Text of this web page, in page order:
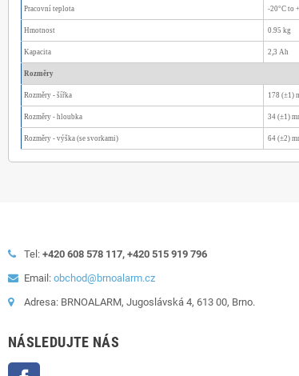
Pracovní teplota -20°C to
Hmotnost 0.95 kg
Kapacita 2,3 Ah
Rozměry
Rozměry - šířka 178 (±1)
Rozměry - hloubka 34 (±1)
Rozměry - výška (se svorkami) 64 (±2)
Tel: +420 608 578 117, +420 515 919 796
Email: obchod@brnoalarm.cz
Adresa: BRNOALARM, Jugoslávská 4, 613 00, Brno.
NÁSLEDUJTE NÁS